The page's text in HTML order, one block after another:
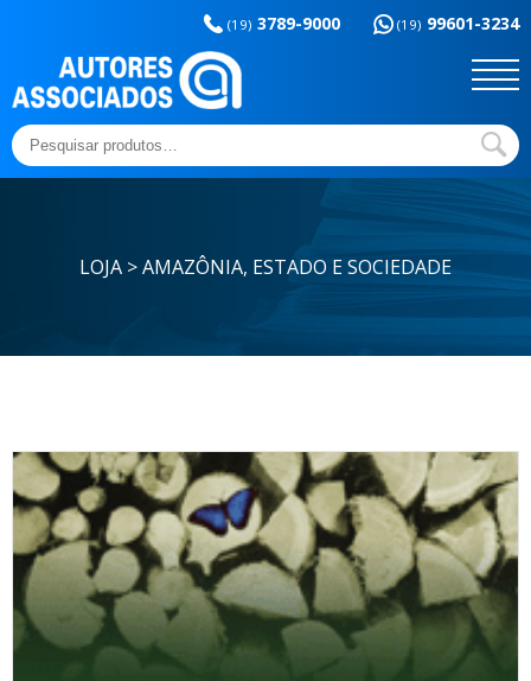
(19) 3789-9000 (19) 99601-3234
Pesquisar
por:
educação
Outros títulos
Sem categoria
Temas básicos
LOJA > AMAZÔNIA, ESTADO E SOCIEDADE